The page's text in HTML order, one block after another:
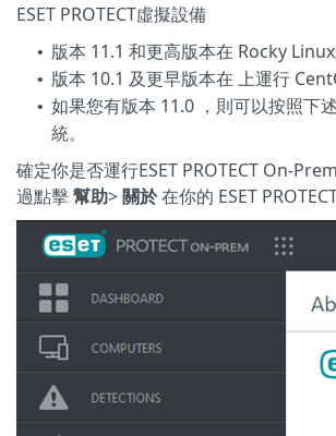
ESET PROTECT虛擬設備
• 版本 11.1 和更高版本在 Rocky Linux
• 版本 10.1 及更早版本在 上運行
• 如果您有版本 11.0 ，則可以按照下
統。
確定你是否運行ESET PROTECT On-
過點擊幫助>關於在你的 ESET